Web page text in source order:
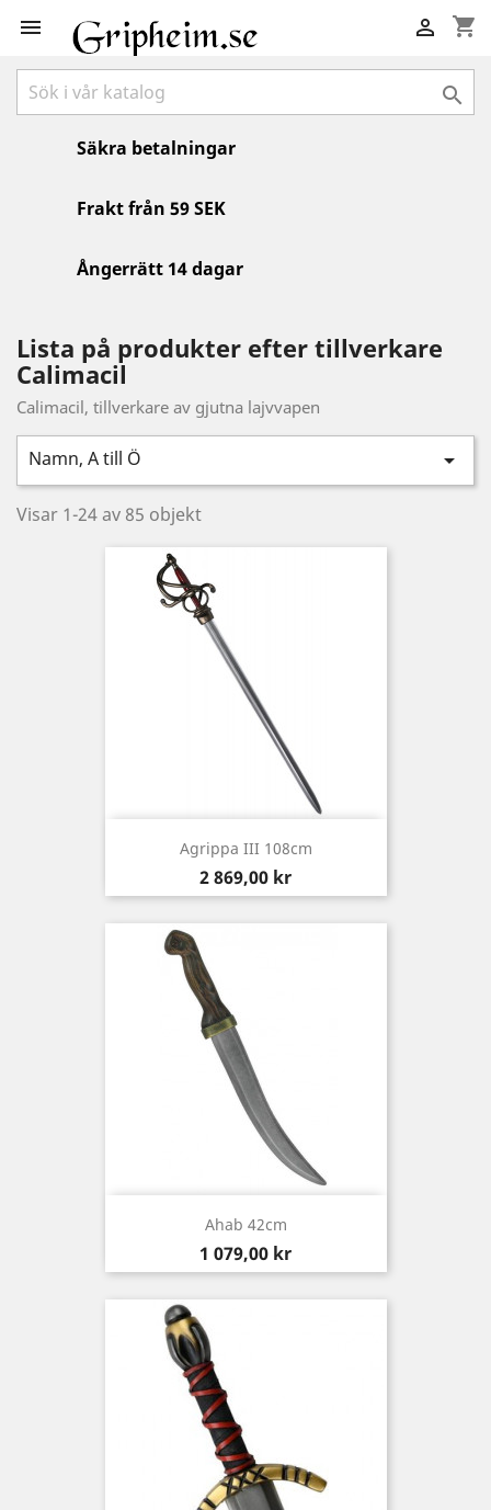
 shopping_cart


Säkra betalningar
Frakt från 59 SEK
Ångerrätt 14 dagar
Lista på produkter efter tillverkare
Calimacil
Calimacil, tillverkare av gjutna lajvvapen
Namn, A till Ö 
Visar 1-24 av 85 objekt
Agrippa III 108cm
Pris
2 869,00 kr
Ahab 42cm
Pris
1 079,00 kr